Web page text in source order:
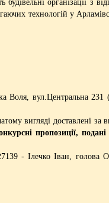
організації з
технологій у
вул.Центральна 231
вигляді доставлені за
пропозиції, подані
- Ілечко Іван, голова